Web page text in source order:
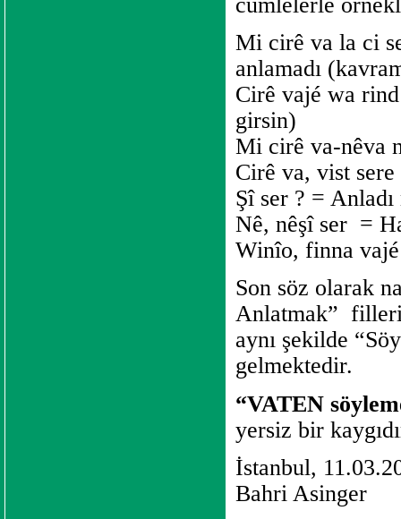
Mi cirê va la ci
anlamadı
Cirê vajé wa
girsin)
Mi cirê va-nêva
Cirê va, vist sere
Şî ser ? = Anladı
Nê, nêşî ser =
Winîo, finna
Son söz olarak
Anlatmak”
aynı şekilde
gelmektedir.
“VATEN
yersiz bir
İstanbul,
Bahri Asinger